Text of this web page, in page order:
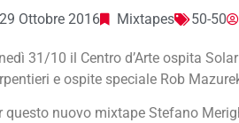
29 Ottobre 2016 Mixtapes 50-50
31/10 il Centro d’Arte ospita
e ospite speciale Rob
questo nuovo mixtape Stefano